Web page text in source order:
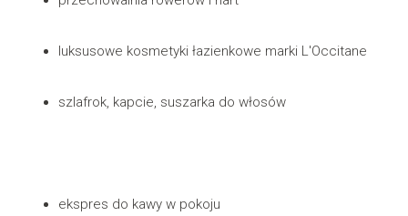
luksusowe kosmetyki łazienkowe marki L'Occitane
szlafrok, kapcie, suszarka do włosów
ekspres do kawy w pokoju